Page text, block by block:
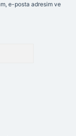
e-posta adresim ve